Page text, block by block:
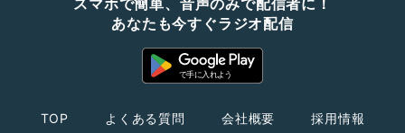
スマホで簡単、音声のみで配信者に！
あなたも今すぐラジオ配信
TOP よくある質問 会社概要 採用情報